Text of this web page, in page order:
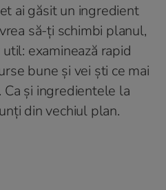
ai găsit un ingredient
să-ți schimbi planul,
examinează rapid
bune și vei ști ce mai
și ingredientele la
din vechiul plan.